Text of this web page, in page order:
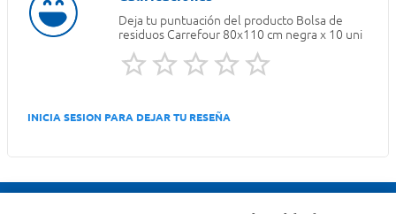
Deja tu puntuación del producto Bolsa de
residuos Carrefour 80x110 cm negra x 10 uni
INICIA SESION PARA DEJAR TU RESEÑA